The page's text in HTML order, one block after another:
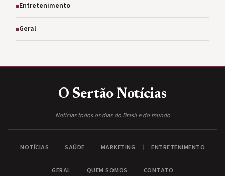
Entretenimento
Geral
O Sertão Notícias
Notícias todos os dias do Brasil e do mundo
NOTÍCIAS SAÚDE MARKETING ENTRETENIMENTO
GERAL QUEM SOMOS CONTATO